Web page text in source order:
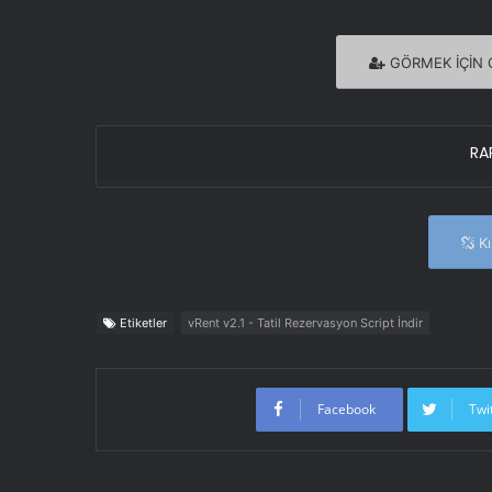
GÖRMEK İÇİN
Etiketler vRent v2.1 - Tatil Rezervasyon Script İndir
Facebook